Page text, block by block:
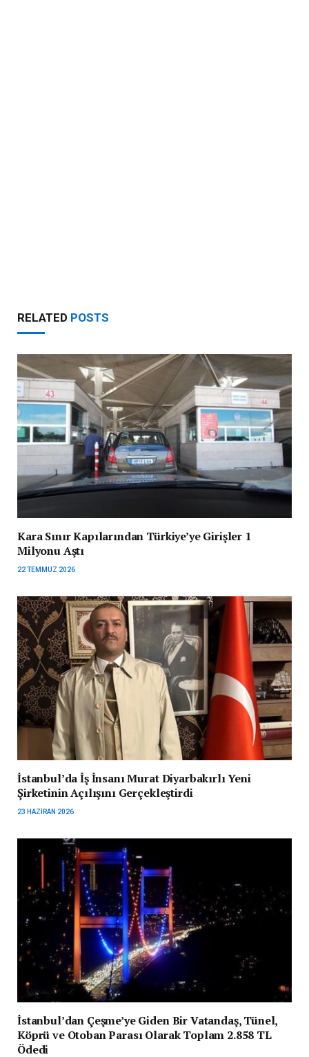
RELATED POSTS
Kara Sınır Kapılarından Türkiye’ye Girişler 1
Milyonu Aştı
22 TEMMUZ 2026
İstanbul’da İş İnsanı Murat Diyarbakırlı Yeni
Şirketinin Açılışını Gerçekleştirdi
23 HAZIRAN 2026
İstanbul’dan Çeşme’ye Giden Bir Vatandaş, Tünel,
Köprü ve Otoban Parası Olarak Toplam 2.858 TL
Ödedi